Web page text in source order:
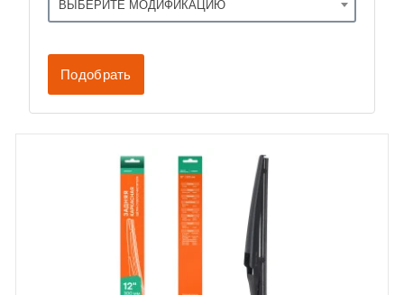
ВЫБЕРИТЕ МОДИФИКАЦИЮ